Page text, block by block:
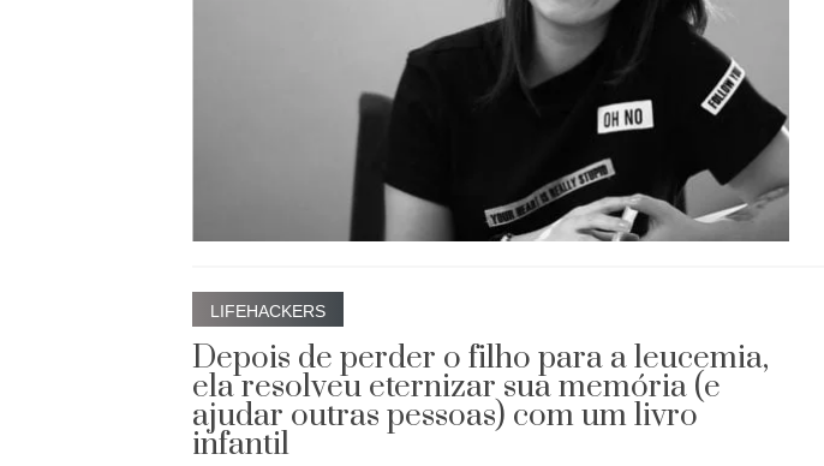
LIFEHACKERS
Depois de perder o filho para a leucemia,
ela resolveu eternizar sua memória (e
ajudar outras pessoas) com um livro
infantil